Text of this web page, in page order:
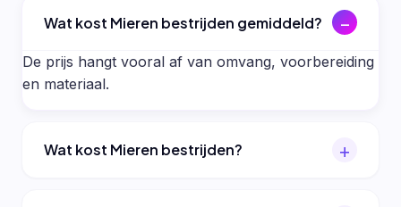
Wat kost Mieren bestrijden gemiddeld?
De prijs hangt vooral af van omvang, voorbereiding
en materiaal.
Wat kost Mieren bestrijden?